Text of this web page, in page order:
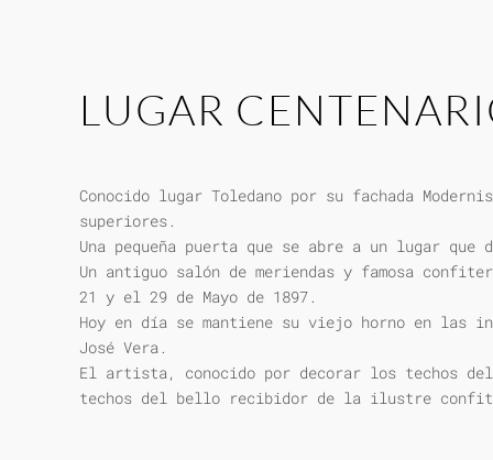
LUGAR
Conocido lugar Toledano por su fachada
superiores.
Una pequeña puerta que se abre a un lugar
Un antiguo salón de meriendas y famosa
21 y el 29 de Mayo de 1897.
Hoy en día se mantiene su viejo horno en
José Vera.
El artista, conocido por decorar los techos del
techos del bello recibidor de la ilustre